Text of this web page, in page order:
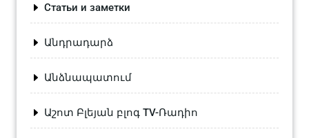
Статьи и заметки
Անդրադարձ
Անձնապատում
Աշոտ Բլեյան բլոգ TV-Ռադիո